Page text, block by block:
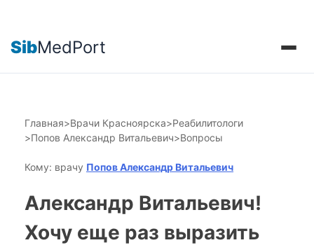
SibMedPort
Главная>Врачи Красноярска>Реабилитологи
>Попов Александр Витальевич>Вопросы
Кому: врачу Попов Александр Витальевич
Александр Витальевич!
Хочу еще раз выразить